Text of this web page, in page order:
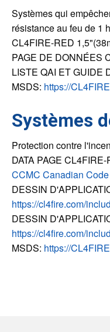
Systèmes qui
résistance au feu de 1
CL4FIRE-RED
PAGE DE DONNÉES
LISTE QAI ET GUIDE
MSDS: https://
Systèmes
Protection contre
DATA PAGE
CCMC Canadian
DESSIN
https://cl4fire.com/
DESSIN
https://cl4fire.com/
MSDS: https://